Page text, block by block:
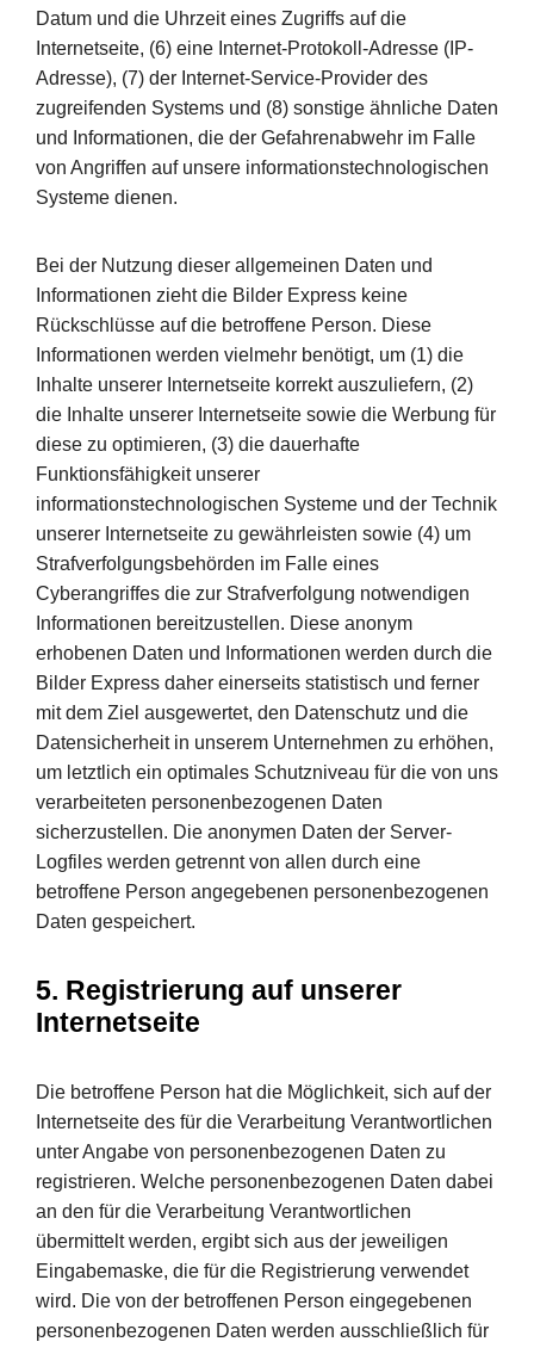
Datum und die Uhrzeit eines Zugriffs auf die
Internetseite, (6) eine Internet-Protokoll-Adresse (IP-
Adresse), (7) der Internet-Service-Provider des
zugreifenden Systems und (8) sonstige ähnliche Daten
und Informationen, die der Gefahrenabwehr im Falle
von Angriffen auf unsere informationstechnologischen
Systeme dienen.
Bei der Nutzung dieser allgemeinen Daten und
Informationen zieht die Bilder Express keine
Rückschlüsse auf die betroffene Person. Diese
Informationen werden vielmehr benötigt, um (1) die
Inhalte unserer Internetseite korrekt auszuliefern, (2)
die Inhalte unserer Internetseite sowie die Werbung für
diese zu optimieren, (3) die dauerhafte
Funktionsfähigkeit unserer
informationstechnologischen Systeme und der Technik
unserer Internetseite zu gewährleisten sowie (4) um
Strafverfolgungsbehörden im Falle eines
Cyberangriffes die zur Strafverfolgung notwendigen
Informationen bereitzustellen. Diese anonym
erhobenen Daten und Informationen werden durch die
Bilder Express daher einerseits statistisch und ferner
mit dem Ziel ausgewertet, den Datenschutz und die
Datensicherheit in unserem Unternehmen zu erhöhen,
um letztlich ein optimales Schutzniveau für die von uns
verarbeiteten personenbezogenen Daten
sicherzustellen. Die anonymen Daten der Server-
Logfiles werden getrennt von allen durch eine
betroffene Person angegebenen personenbezogenen
Daten gespeichert.
5. Registrierung auf unserer
Internetseite
Die betroffene Person hat die Möglichkeit, sich auf der
Internetseite des für die Verarbeitung Verantwortlichen
unter Angabe von personenbezogenen Daten zu
registrieren. Welche personenbezogenen Daten dabei
an den für die Verarbeitung Verantwortlichen
übermittelt werden, ergibt sich aus der jeweiligen
Eingabemaske, die für die Registrierung verwendet
wird. Die von der betroffenen Person eingegebenen
personenbezogenen Daten werden ausschließlich für